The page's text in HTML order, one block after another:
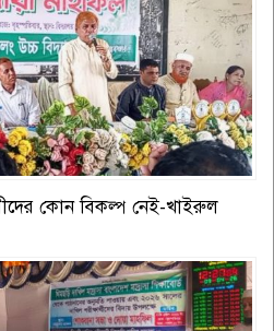
কোন বিকল্প নেই-খাইরুল